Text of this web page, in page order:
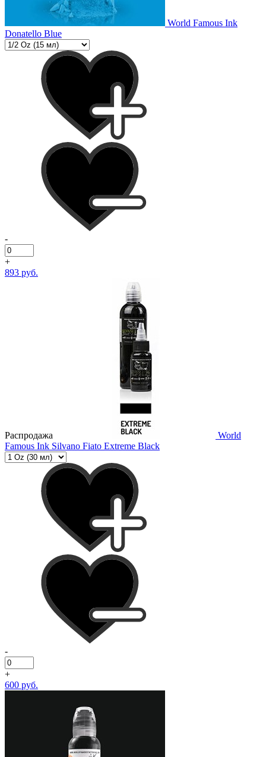
World Famous Ink
Donatello Blue
-
+
893 руб.
Распродажа
World
Famous Ink Silvano Fiato Extreme Black
-
+
600 руб.